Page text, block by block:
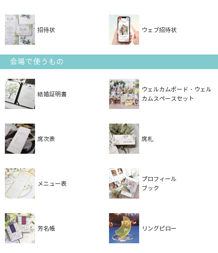
招待状 ウェブ招待状
会場で使うもの
結婚証明書
ウェルカムボード・ウェル
カムスペースセット
席次表 席札
メニュー表
プロフィール
ブック
芳名帳 リングピロー